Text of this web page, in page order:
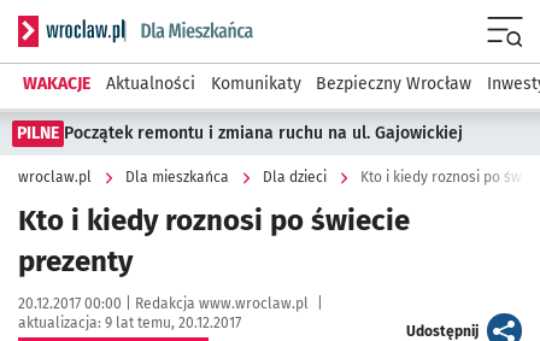
Serwis informacyjny wroclaw.pl podserwis: Dla mieszkańca
WAKACJE Aktualności Komunikaty Bezpieczny Wrocław
PILNE Początek remontu i zmiana ruchu na ul. Gajowickiej
wroclaw.pl Dla mieszkańca Dla dzieci Kto i kiedy roznosi po
Kto i kiedy roznosi po świecie
prezenty
Data publikacji:
20.12.2017 00:00 | Autor:
Redakcja www.wroclaw.pl
aktualizacja: 9 lat temu, 20.12.2017
Udostępnijartykuł